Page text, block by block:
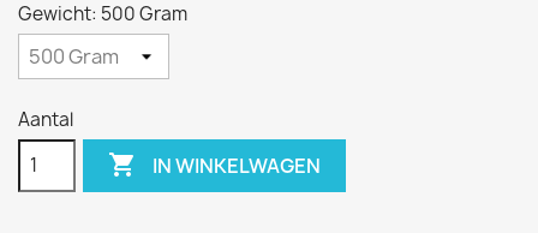
Gewicht: 500 Gram
Aantal
 IN WINKELWAGEN